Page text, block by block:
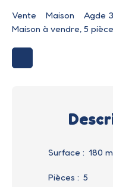
Vente Maison
Agde
Maison à vendre, 5
Surface : 180
Pièces : 5